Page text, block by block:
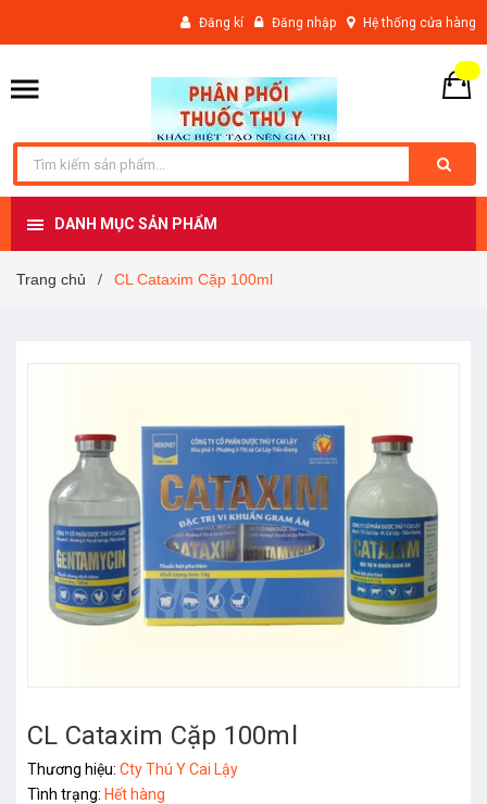
Đăng kí Đăng nhập Hệ thống cửa hàng
DANH MỤC SẢN PHẨM
Trang chủ / CL Cataxim Cặp 100ml
CL Cataxim Cặp 100ml
Thương hiệu: Cty Thú Y Cai Lậy
Tình trạng: Hết hàng